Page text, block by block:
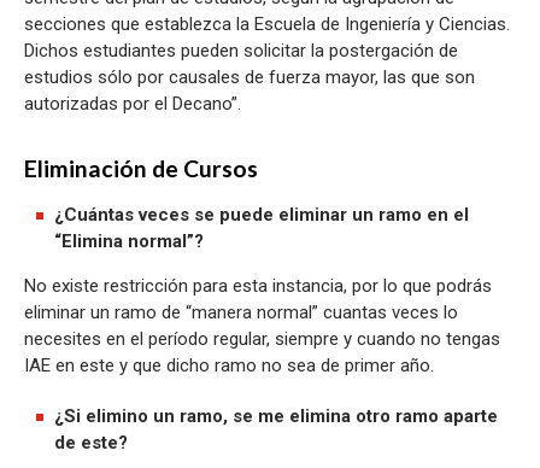
secciones que establezca la Escuela de Ingeniería y Ciencias.
Dichos estudiantes pueden solicitar la postergación de
estudios sólo por causales de fuerza mayor, las que son
autorizadas por el Decano”.
Eliminación de Cursos
¿Cuántas veces se puede eliminar un ramo en el
“Elimina normal”?
No existe restricción para esta instancia, por lo que podrás
eliminar un ramo de “manera normal” cuantas veces lo
necesites en el período regular, siempre y cuando no tengas
IAE en este y que dicho ramo no sea de primer año.
¿Si elimino un ramo, se me elimina otro ramo aparte
de este?